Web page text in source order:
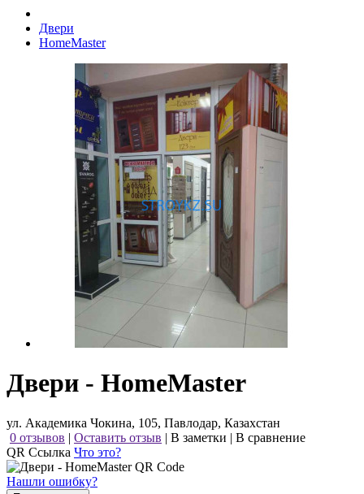
Двери
HomeMaster
Двери - HomeMaster
ул. Академика Чокина, 105, Павлодар, Казахстан
0 отзывов | Оставить отзыв | В заметки | В сравнение
QR Ссылка Что это?
Нашли ошибку?